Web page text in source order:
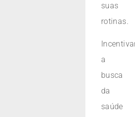
suas
rotinas.
a
busca
da
saúde